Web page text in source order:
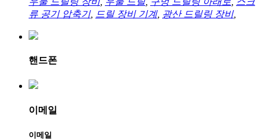
류 공기 압축기, 드릴 장비 기계, 광산 드릴링 장비,
핸드폰
이메일
이메일